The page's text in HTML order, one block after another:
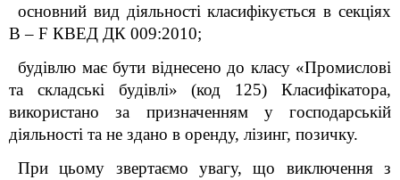
основний вид діяльності класифікується в секціях
B – F КВЕД ДК 009:2010;
будівлю має бути віднесено до класу «Промислові
та складські будівлі» (код 125) Класифікатора,
використано за призначенням у господарській
діяльності та не здано в оренду, лізинг, позичку.
При цьому звертаємо увагу, що виключення з